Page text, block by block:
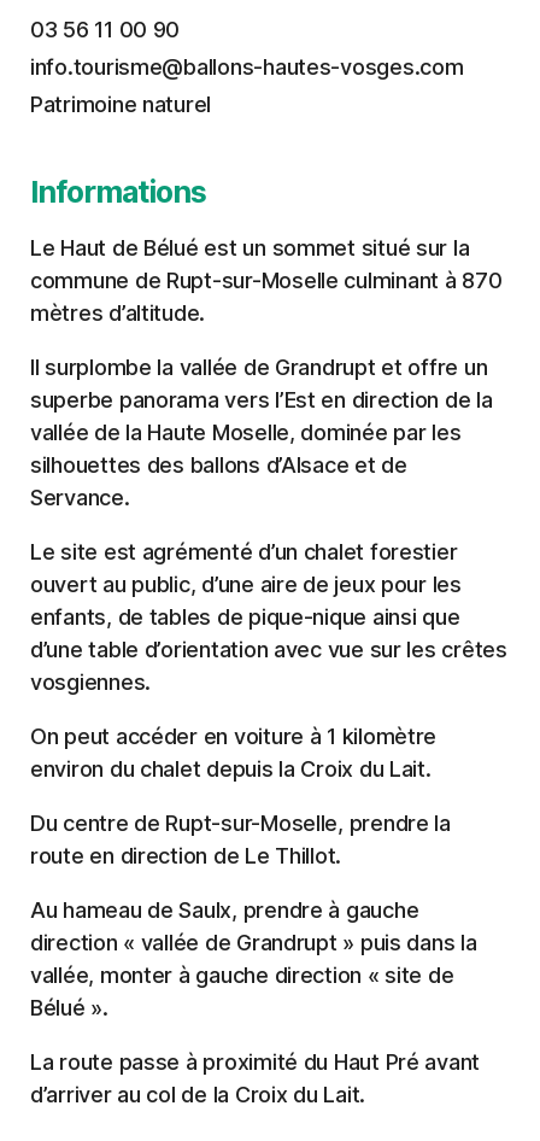
03 56 11 00 90
info.tourisme@ballons-hautes-vosges.com
Patrimoine naturel
Informations
Le Haut de Bélué est un sommet situé sur la
commune de Rupt-sur-Moselle culminant à 870
mètres d’altitude.
Il surplombe la vallée de Grandrupt et offre un
superbe panorama vers l’Est en direction de la
vallée de la Haute Moselle, dominée par les
silhouettes des ballons d’Alsace et de
Servance.
Le site est agrémenté d’un chalet forestier
ouvert au public, d’une aire de jeux pour les
enfants, de tables de pique-nique ainsi que
d’une table d’orientation avec vue sur les crêtes
vosgiennes.
On peut accéder en voiture à 1 kilomètre
environ du chalet depuis la Croix du Lait.
Du centre de Rupt-sur-Moselle, prendre la
route en direction de Le Thillot.
Au hameau de Saulx, prendre à gauche
direction « vallée de Grandrupt » puis dans la
vallée, monter à gauche direction « site de
Bélué ».
La route passe à proximité du Haut Pré avant
d’arriver au col de la Croix du Lait.